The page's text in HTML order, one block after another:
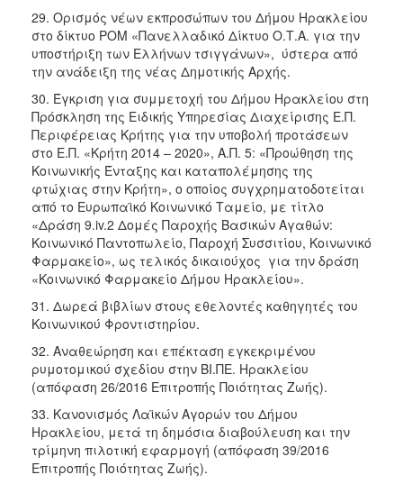
29. Ορισμός νέων εκπροσώπων του Δήμου Ηρακλείου
στο δίκτυο ΡΟΜ «Πανελλαδικό Δίκτυο Ο.Τ.Α. για την
υποστήριξη των Ελλήνων τσιγγάνων», ύστερα από
την ανάδειξη της νέας Δημοτικής Αρχής.
30. Έγκριση για συμμετοχή του Δήμου Ηρακλείου στη
Πρόσκληση της Ειδικής Υπηρεσίας Διαχείρισης Ε.Π.
Περιφέρειας Κρήτης για την υποβολή προτάσεων
στο Ε.Π. «Κρήτη 2014 – 2020», Α.Π. 5: «Προώθηση της
Κοινωνικής Ένταξης και καταπολέμησης της
φτώχιας στην Κρήτη», ο οποίος συγχρηματοδοτείται
από το Ευρωπαϊκό Κοινωνικό Ταμείο, με τίτλο
«Δράση 9.iv.2 Δομές Παροχής Βασικών Αγαθών:
Κοινωνικό Παντοπωλείο, Παροχή Συσσιτίου, Κοινωνικό
Φαρμακείο», ως τελικός δικαιούχος για την δράση
«Κοινωνικό Φαρμακείο Δήμου Ηρακλείου».
31. Δωρεά βιβλίων στους εθελοντές καθηγητές του
Κοινωνικού Φροντιστηρίου.
32. Αναθεώρηση και επέκταση εγκεκριμένου
ρυμοτομικού σχεδίου στην ΒΙ.ΠΕ. Ηρακλείου
(απόφαση 26/2016 Επιτροπής Ποιότητας Ζωής).
33. Κανονισμός Λαϊκών Αγορών του Δήμου
Ηρακλείου, μετά τη δημόσια διαβούλευση και την
τρίμηνη πιλοτική εφαρμογή (απόφαση 39/2016
Επιτροπής Ποιότητας Ζωής).